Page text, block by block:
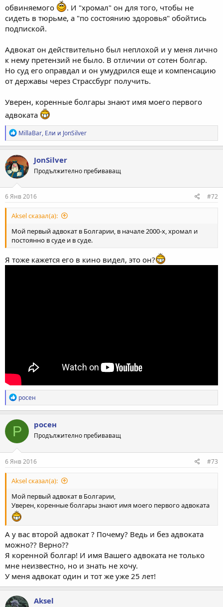
обвиняемого
. И "хромал" он для того, чтобы не
сидеть в тюрьме, а "по состоянию здоровья" обойтись
подпиской.
Адвокат он действительно был неплохой и у меня лично
к нему претензий не было. В отличии от сотен болгар.
Но суд его оправдал и он умудрился еще и компенсацию
от державы через Страссбург получить.
Уверен, коренные болгары знают имя моего первого
адвоката
Р
е
а
к
ц
и
и
:
MillaBar, Ели и JonSilver
JonSilver
Продължително пребиваващ
6 Янв 2016 #72
Aksel сказал(а):
Мой первый адвокат в Болгарии, в начале 2000-х, хромал и
постоянно в суде и в суде.
Я тоже кажется его в кино видел, это он?
Р
е
а
к
ц
и
:
росен
Р росен
Продължително пребиваващ
6 Янв 2016 #73
Aksel сказал(а):
Мой первый адвокат в Болгарии,
Уверен, коренные болгары знают имя моего первого адвоката
А у вас второй адвокат ? Почему? Ведь и без адвоката
можно?? Верно??
Я коренной болгар! И имя Вашего адвоката не только
мне неизвестно, но и знать не хочу.
У меня адвокат один и тот же уже 25 лет!
Aksel